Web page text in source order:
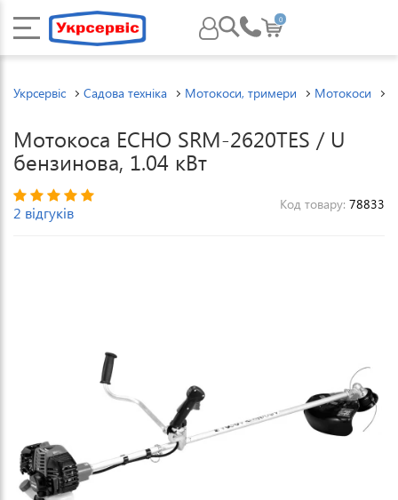
0
Укрсервіс Садова техніка Мотокоси, тримери Мотокоси
Мотокоса ECHO SRM-2620TES / U
бензинова, 1.04 кВт
2 відгуків Код товару: 78833